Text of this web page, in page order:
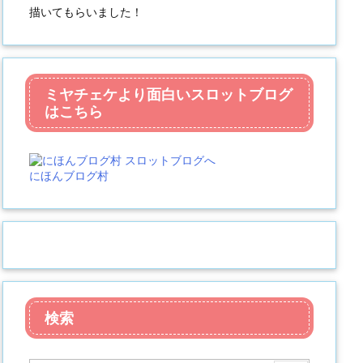
描いてもらいました！
ミヤチェケより面白いスロットブログ
はこちら
にほんブログ村
検索